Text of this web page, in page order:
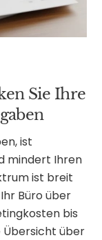
Sie Ihre
ist
mindert Ihren
ist breit
Büro über
bis
Übersicht über